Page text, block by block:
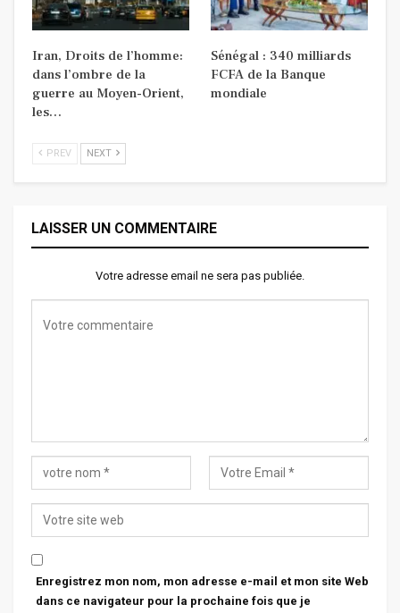
Iran, Droits de l’homme:
dans l’ombre de la
guerre au Moyen-Orient,
les…
Sénégal : 340 milliards
FCFA de la Banque
mondiale
PREV NEXT
LAISSER UN COMMENTAIRE
Votre adresse email ne sera pas publiée.
Enregistrez mon nom, mon adresse e-mail et mon site Web
dans ce navigateur pour la prochaine fois que je